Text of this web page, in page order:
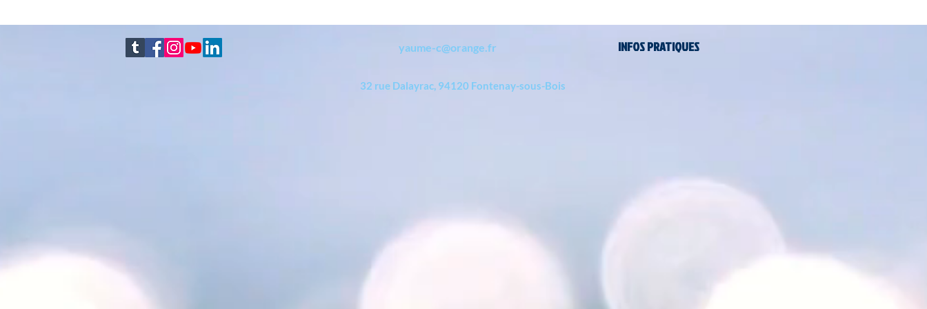
yaume-c@orange.fr INFOS PRATIQUES
32 rue Dalayrac, 94120 Fontenay-sous-Bois